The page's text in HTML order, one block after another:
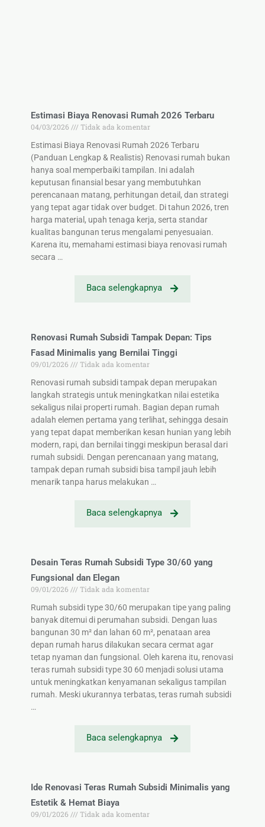
Estimasi Biaya Renovasi Rumah 2026 Terbaru
04/03/2026
Tidak ada komentar
Estimasi Biaya Renovasi Rumah 2026 Terbaru
(Panduan Lengkap & Realistis) Renovasi rumah bukan
hanya soal memperbaiki tampilan. Ini adalah
keputusan finansial besar yang membutuhkan
perencanaan matang, perhitungan detail, dan strategi
yang tepat agar tidak over budget. Di tahun 2026, tren
harga material, upah tenaga kerja, serta standar
kualitas bangunan terus mengalami penyesuaian.
Karena itu, memahami estimasi biaya renovasi rumah
secara …
Baca selengkapnya
Renovasi Rumah Subsidi Tampak Depan: Tips
Fasad Minimalis yang Bernilai Tinggi
09/01/2026
Tidak ada komentar
Renovasi rumah subsidi tampak depan merupakan
langkah strategis untuk meningkatkan nilai estetika
sekaligus nilai properti rumah. Bagian depan rumah
adalah elemen pertama yang terlihat, sehingga desain
yang tepat dapat memberikan kesan hunian yang lebih
modern, rapi, dan bernilai tinggi meskipun berasal dari
rumah subsidi. Dengan perencanaan yang matang,
tampak depan rumah subsidi bisa tampil jauh lebih
menarik tanpa harus melakukan …
Baca selengkapnya
Desain Teras Rumah Subsidi Type 30/60 yang
Fungsional dan Elegan
09/01/2026
Tidak ada komentar
Rumah subsidi type 30/60 merupakan tipe yang paling
banyak ditemui di perumahan subsidi. Dengan luas
bangunan 30 m² dan lahan 60 m², penataan area
depan rumah harus dilakukan secara cermat agar
tetap nyaman dan fungsional. Oleh karena itu, renovasi
teras rumah subsidi type 30 60 menjadi solusi utama
untuk meningkatkan kenyamanan sekaligus tampilan
rumah. Meski ukurannya terbatas, teras rumah subsidi
…
Baca selengkapnya
Ide Renovasi Teras Rumah Subsidi Minimalis yang
Estetik & Hemat Biaya
09/01/2026
Tidak ada komentar